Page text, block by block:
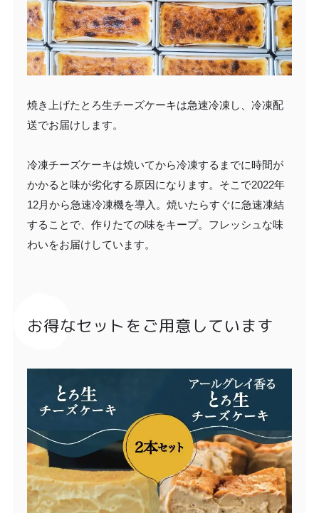
焼き上げたとろ生チーズケーキは急速冷凍し、冷凍配
送でお届けします。
冷凍チーズケーキは焼いてから冷凍するまでに時間が
かかると味が劣化する原因になります。そこで2022年
12月から急速冷凍機を導入。焼いたらすぐに急速凍結
することで、作りたての味をキープ。フレッシュな味
わいをお届けしています。
お得なセットをご用意しています